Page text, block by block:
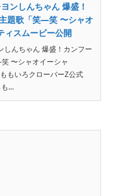
ンしんちゃん 爆盛！
題歌「笑―笑 〜シャオ
ィスムービー公開
しんちゃん 爆盛！カンフー
〜シャオイーシャ
もいろクローバーZ公式
...